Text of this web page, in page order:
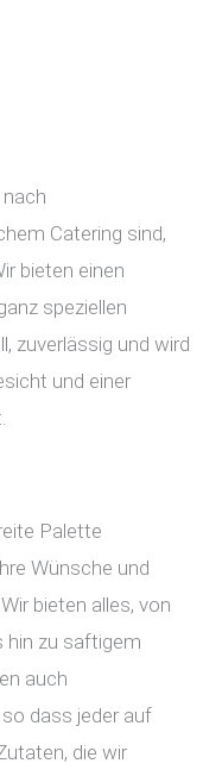
Catering sind,
bieten einen
speziellen
zuverlässig und wird
und einer
Palette
Wünsche und
bieten alles, von
hin zu saftigem
auch
dass jeder auf
die wir